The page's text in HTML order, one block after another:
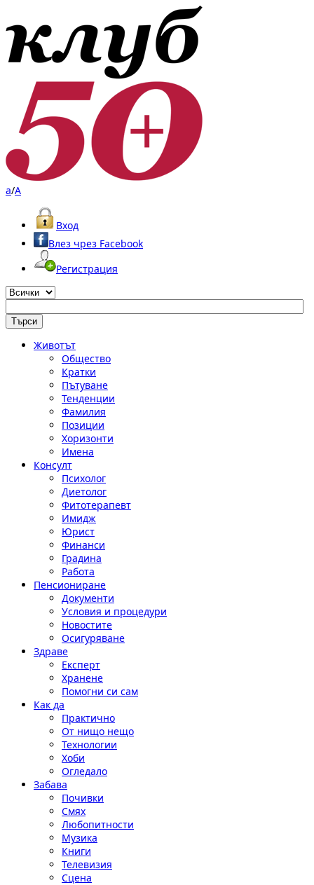
a/A
Вход
Влез чрез Facebook
Регистрация
Животът
Общество
Кратки
Пътуване
Тенденции
Фамилия
Позиции
Хоризонти
Имена
Консулт
Психолог
Диетолог
Фитотерапевт
Имидж
Юрист
Финанси
Градина
Работа
Пенсиониране
Документи
Условия и процедури
Новостите
Осигуряване
Здраве
Експерт
Хранене
Помогни си сам
Как да
Практично
От нищо нещо
Технологии
Хоби
Огледало
Забава
Почивки
Смях
Любопитности
Музика
Книги
Телевизия
Сцена